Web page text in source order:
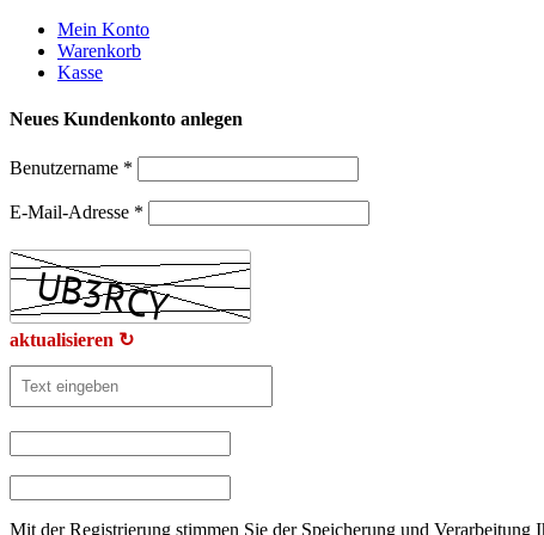
Weiter
zum
Inhalt
Mein Konto
Warenkorb
Kasse
Neues Kundenkonto anlegen
Benutzername *
E-Mail-Adresse *
aktualisieren ↻
Mit der Registrierung stimmen Sie der Speicherung und Verarbeitung